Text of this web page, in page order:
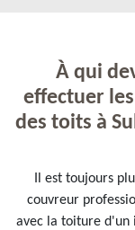
À qui
effectuer
des toits à
Il est toujours
couvreur
avec la toiture d'un